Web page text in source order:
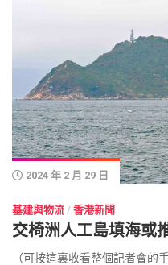
2024 年 2 月 29 日
基建與物流 / 香港新聞
交椅洲人工島填海或
（可按這裏收看整個記者會的